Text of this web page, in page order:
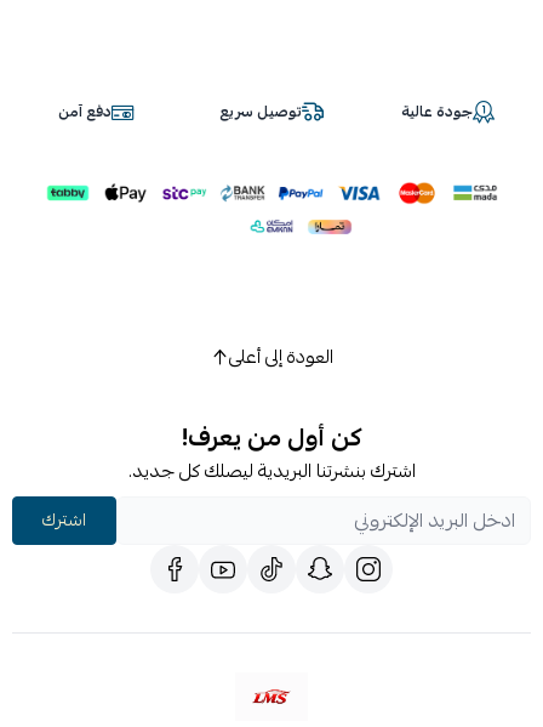
جودة عالية توصيل سريع دفع آمن
العودة إلى أعلى
كن أول من يعرف!
اشترك بنشرتنا البريدية ليصلك كل جديد.
اشترك